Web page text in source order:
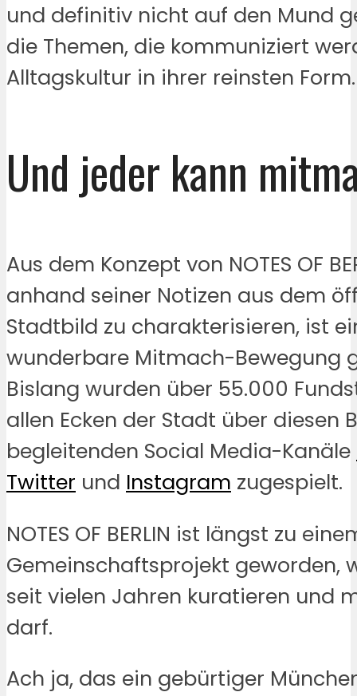
und definitiv nicht auf den Mund
die Themen, die kommuniziert
Alltagskultur in ihrer reinsten Form.
Und jeder kann
Aus dem Konzept von NOTES OF
anhand seiner Notizen aus dem
Stadtbild zu charakterisieren, ist
wunderbare Mitmach-Bewegung
Bislang wurden über 55.000
allen Ecken der Stadt über diesen
begleitenden Social Media-Kanäle
Twitter und Instagram zugespielt.
NOTES OF BERLIN ist längst zu
Gemeinschaftsprojekt geworden,
seit vielen Jahren kuratieren und
darf.
Ach ja, das ein gebürtiger